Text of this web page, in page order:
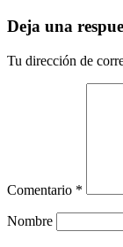
Deja una
Tu dirección de
Comentario *
Nombre